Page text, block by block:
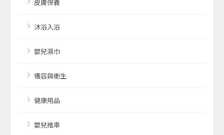
皮膚保養
沐浴入浴
嬰兒濕巾
儀容與衛生
健康用品
嬰兒推車